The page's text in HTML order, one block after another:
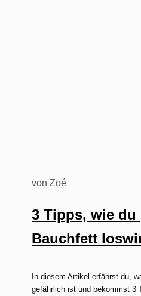
3 Tipps, wie
Bauchfett
von Zoé
In diesem Artikel erfährst du,
gefährlich ist und bekommst 3